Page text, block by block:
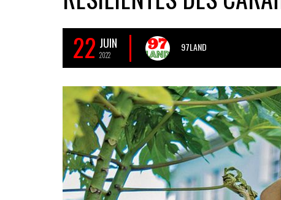
22 JUIN
2022
97LAND